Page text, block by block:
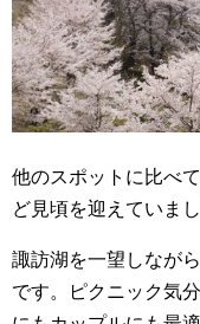
他のスポットに比べ
ど見頃を迎えていまし
諏訪湖を一望しなが
です。ピクニック気